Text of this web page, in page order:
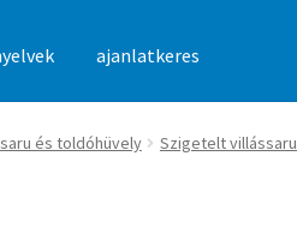
ajanlatkeres
és toldóhüvely Szigetelt villássaru